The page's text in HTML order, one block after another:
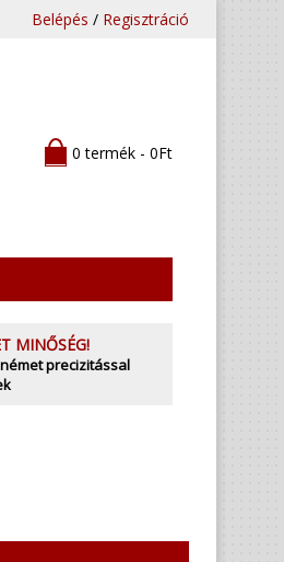
Belépés / Regisztráció
0 termék - 0Ft
MINŐSÉG!
precizitással